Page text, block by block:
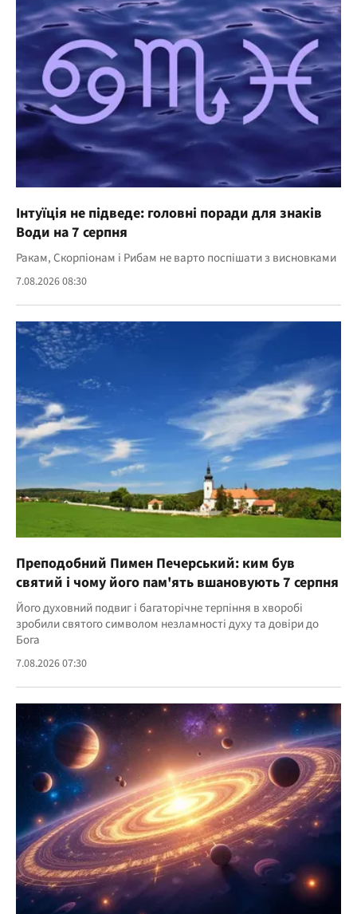
Інтуїція не підведе: головні поради для знаків
Води на 7 серпня
Ракам, Скорпіонам і Рибам не варто поспішати з висновками
7.08.2026 08:30
Преподобний Пимен Печерський: ким був
святий і чому його пам'ять вшановують 7 серпня
Його духовний подвиг і багаторічне терпіння в хворобі
зробили святого символом незламності духу та довіри до
Бога
7.08.2026 07:30